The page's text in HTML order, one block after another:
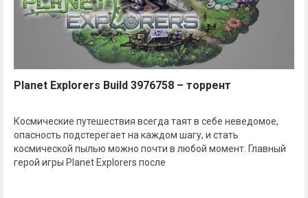
Planet Explorers Build 3976758 – торрент
Космические путешествия всегда таят в себе неведомое,
опасность подстерегает на каждом шагу, и стать
космической пылью можно почти в любой момент. Главный
герой игры Planet Explorers после